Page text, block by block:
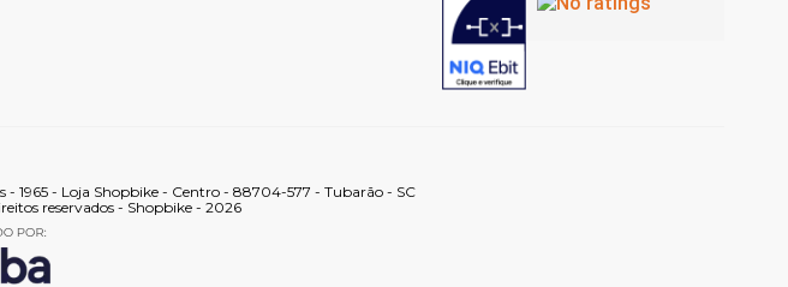
- 1965 - Loja Shopbike - Centro - 88704-577 - Tubarão - SC
reservados - Shopbike - 2026